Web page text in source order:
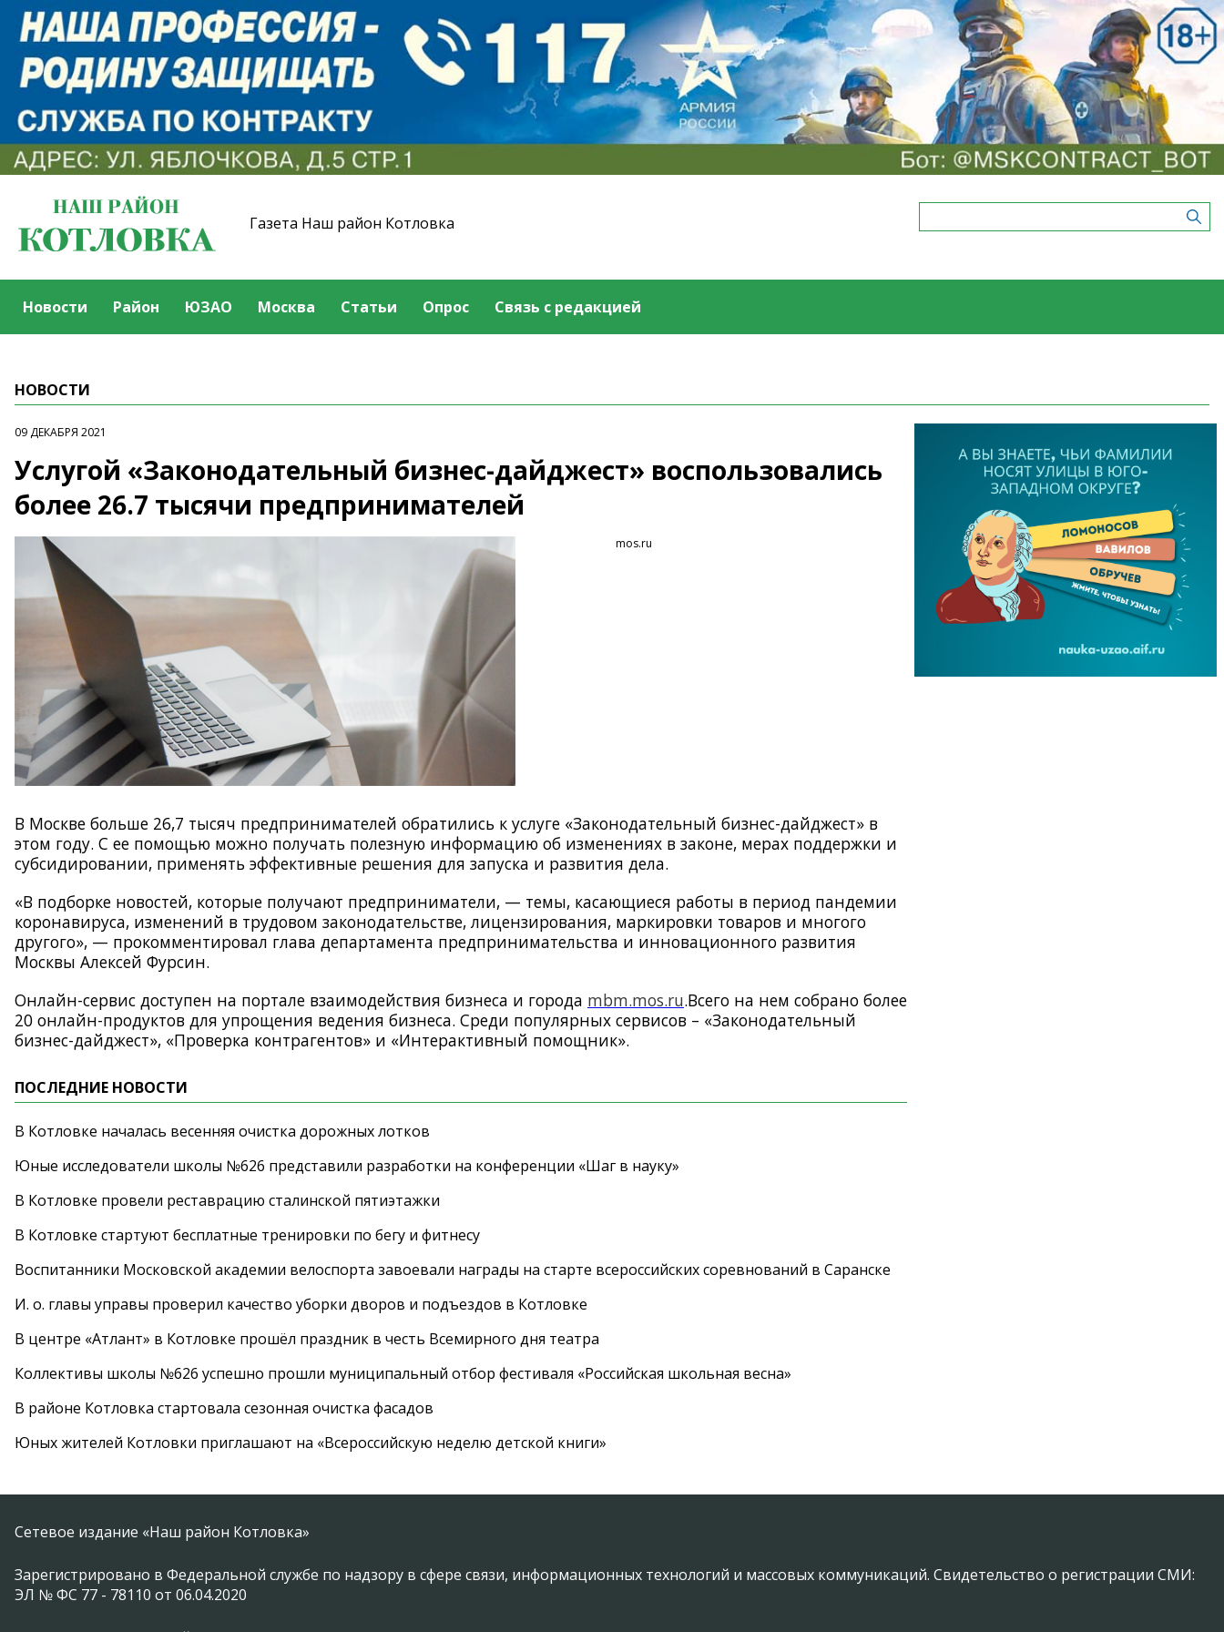
Газета Наш район Котловка
Новости Район ЮЗАО Москва Статьи Опрос Связь с редакцией
НОВОСТИ
09 ДЕКАБРЯ 2021
Услугой «Законодательный бизнес-дайджест» воспользовались
более 26.7 тысячи предпринимателей
mos.ru
В Москве больше 26,7 тысяч предпринимателей обратились к услуге «Законодательный бизнес-дайджест» в
этом году. С ее помощью можно получать полезную информацию об изменениях в законе, мерах поддержки и
субсидировании, применять эффективные решения для запуска и развития дела.
«В подборке новостей, которые получают предприниматели, — темы, касающиеся работы в период пандемии
коронавируса, изменений в трудовом законодательстве, лицензирования, маркировки товаров и многого
другого», — прокомментировал глава департамента предпринимательства и инновационного развития
Москвы Алексей Фурсин.
Онлайн-сервис доступен на портале взаимодействия бизнеса и города mbm.mos.ru.Всего на нем собрано более
20 онлайн-продуктов для упрощения ведения бизнеса. Среди популярных сервисов – «Законодательный
бизнес-дайджест», «Проверка контрагентов» и «Интерактивный помощник».
ПОСЛЕДНИЕ НОВОСТИ
В Котловке началась весенняя очистка дорожных лотков
Юные исследователи школы №626 представили разработки на конференции «Шаг в науку»
В Котловке провели реставрацию сталинской пятиэтажки
В Котловке стартуют бесплатные тренировки по бегу и фитнесу
Воспитанники Московской академии велоспорта завоевали награды на старте всероссийских соревнований в Саранске
И. о. главы управы проверил качество уборки дворов и подъездов в Котловке
В центре «Атлант» в Котловке прошёл праздник в честь Всемирного дня театра
Коллективы школы №626 успешно прошли муниципальный отбор фестиваля «Российская школьная весна»
В районе Котловка стартовала сезонная очистка фасадов
Юных жителей Котловки приглашают на «Всероссийскую неделю детской книги»
Сетевое издание «Наш район Котловка»
Зарегистрировано в Федеральной службе по надзору в сфере связи, информационных технологий и массовых коммуникаций. Свидетельство о регистрации СМИ:
ЭЛ № ФС 77 - 78110 от 06.04.2020